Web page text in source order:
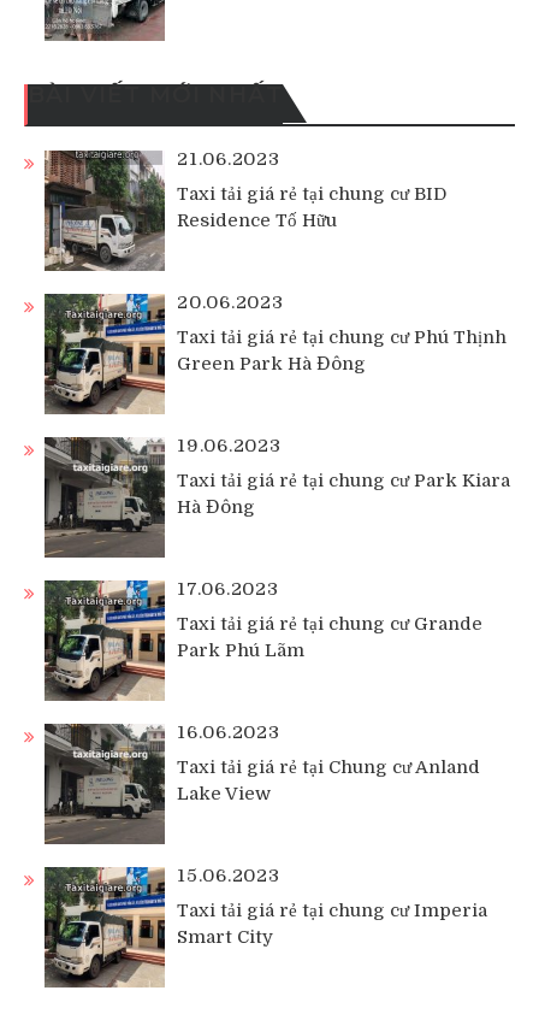
BÀI VIẾT MỚI NHẤT
21.06.2023
Taxi tải giá rẻ tại chung cư BID
Residence Tố Hữu
20.06.2023
Taxi tải giá rẻ tại chung cư Phú Thịnh
Green Park Hà Đông
19.06.2023
Taxi tải giá rẻ tại chung cư Park Kiara
Hà Đông
17.06.2023
Taxi tải giá rẻ tại chung cư Grande
Park Phú Lãm
16.06.2023
Taxi tải giá rẻ tại Chung cư Anland
Lake View
15.06.2023
Taxi tải giá rẻ tại chung cư Imperia
Smart City